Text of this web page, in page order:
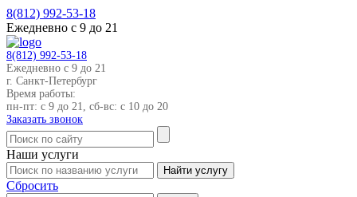
8(812) 992-53-18
Ежедневно с 9 до 21
8(812) 992-53-18
Ежедневно с 9 до 21
г. Санкт-Петербург
Время работы:
пн-пт: с 9 до 21, сб-вс: с 10 до 20
Заказать звонок
Наши услуги
Сбросить